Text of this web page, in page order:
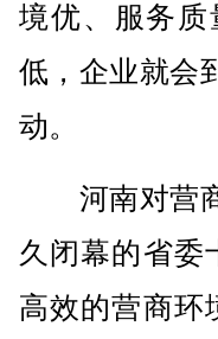
境优、服务
低，企业就会
动。
河南对营商
久闭幕的省委
高效的营商环